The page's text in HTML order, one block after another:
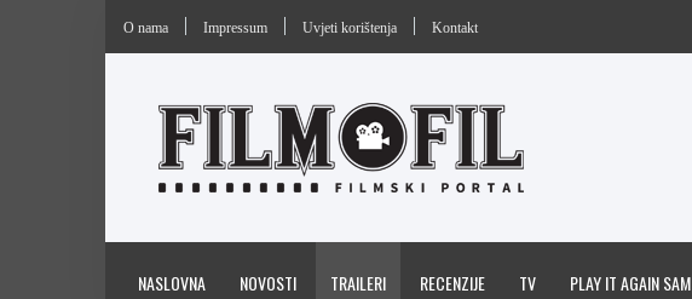
O nama Impressum Uvjeti korištenja Kontakt
NASLOVNA NOVOSTI TRAILERI RECENZIJE TV PLAY IT AGAIN SAM